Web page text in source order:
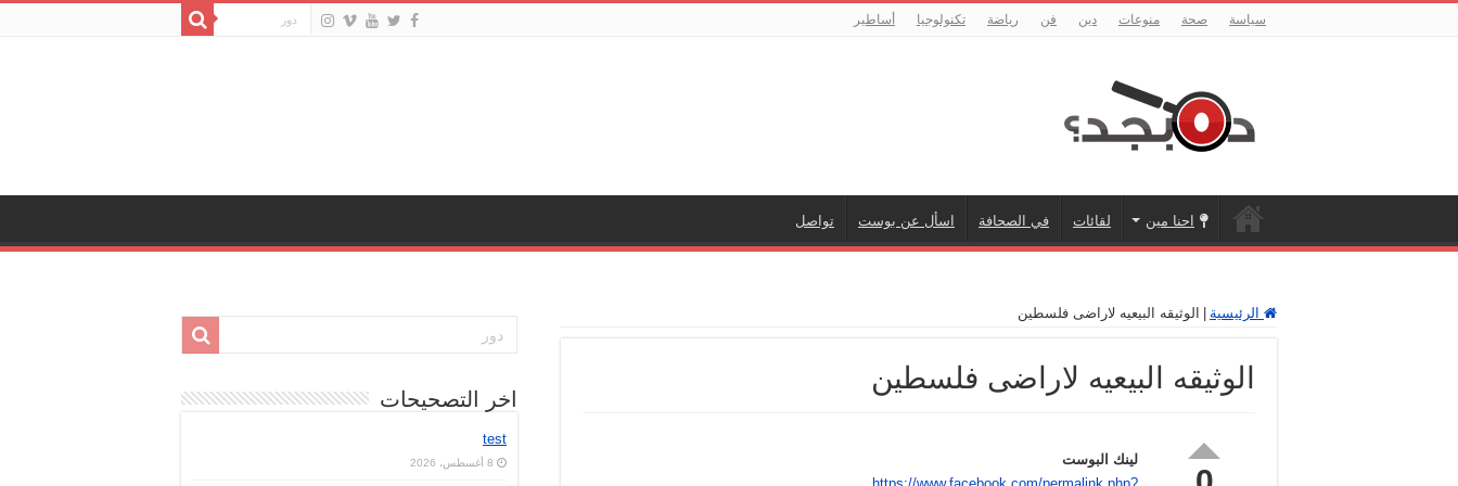
سياسة صحة منوعات دين فن رياضة تكنولوجيا أساطير
احنا مين لقائات في الصحافة اسأل عن بوست تواصل
الرئيسية الوثيقه البيعيه لاراضى فلسطين
الوثيقه البيعيه لاراضى فلسطين
لينك البوست
اخر التصحيحات
test
8 أغسطس، 2026